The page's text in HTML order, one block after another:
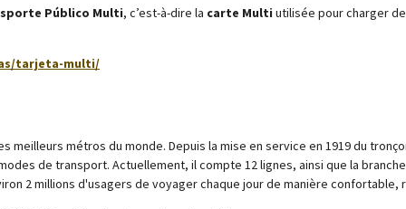
Público Multi, c’est-à-dire la carte Multi utilisée pour charger
tarjeta-multi/
meilleurs métros du monde. Depuis la mise en service en 1919 du
de transport. Actuellement, il compte 12 lignes, ainsi que la
2 millions d'usagers de voyager chaque jour de manière confortable,